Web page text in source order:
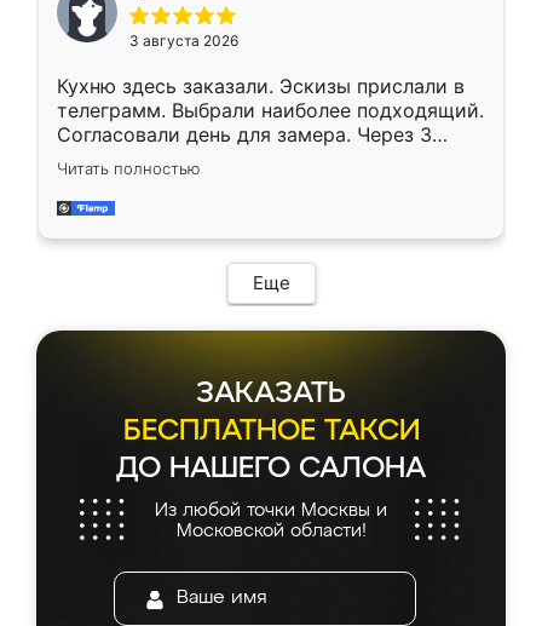
3 августа 2026
Кухню здесь заказали. Эскизы прислали в
телеграмм. Выбрали наиболее подходящий.
Согласовали день для замера. Через 3
недели кухня была уже готова. Остались
довольны работой. Спасибо Ренессанс
мебель за качественную работу!
Читать полностью
Еще
ЗАКАЗАТЬ
БЕСПЛАТНОЕ ТАКСИ
ДО НАШЕГО САЛОНА
Из любой точки Москвы и
Московской области!